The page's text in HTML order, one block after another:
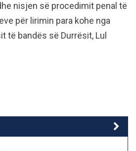
nisjen së procedimit penal të
për lirimin para kohe nga
të bandës së Durrësit, Lul